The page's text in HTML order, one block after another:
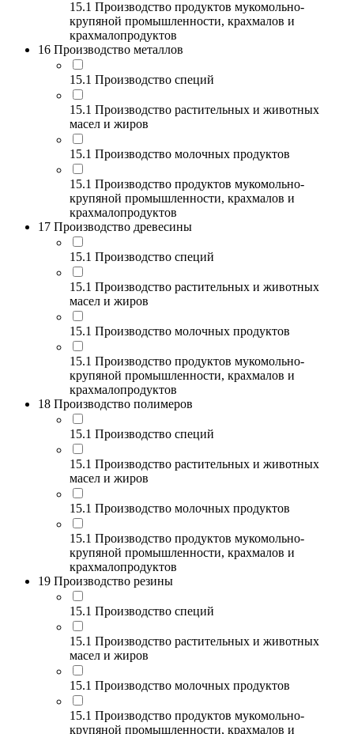
15.1 Производство продуктов мукомольно-
крупяной промышленности, крахмалов и
крахмалопродуктов
16 Производство металлов
15.1 Производство специй
15.1 Производство растительных и животных
масел и жиров
15.1 Производство молочных продуктов
15.1 Производство продуктов мукомольно-
крупяной промышленности, крахмалов и
крахмалопродуктов
17 Производство древесины
15.1 Производство специй
15.1 Производство растительных и животных
масел и жиров
15.1 Производство молочных продуктов
15.1 Производство продуктов мукомольно-
крупяной промышленности, крахмалов и
крахмалопродуктов
18 Производство полимеров
15.1 Производство специй
15.1 Производство растительных и животных
масел и жиров
15.1 Производство молочных продуктов
15.1 Производство продуктов мукомольно-
крупяной промышленности, крахмалов и
крахмалопродуктов
19 Производство резины
15.1 Производство специй
15.1 Производство растительных и животных
масел и жиров
15.1 Производство молочных продуктов
15.1 Производство продуктов мукомольно-
крупяной промышленности, крахмалов и